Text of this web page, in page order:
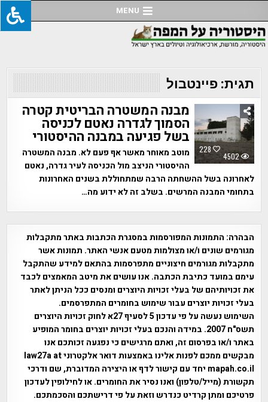
to
content
MENU
תגית:פיינטבול
228
4502
מבנה המשטרה הבריטית קטרה
הסמוך לגדרה נאטם לכניסה
בשל פגיעה במבנה ההיסטורי
מוטב מאוחר מאשר אף פעם לא. מבנה המשטרה
ההיסטורי הניצב מול הכניסה לעיר גדרה, נאטם
לאחרונה בשל ההשחתה הרבה שמתחוללת בשנים האחרונות
בתחומי המבנה המרשים. בשלב זה לא ידוע מה…
הבהרה: התמונות המפורסמות במסגרת הכתבות באתר מתקבלות
מגורמים שונים ו/או מצולמות מטעם אנשי האתר. תמונות אשר
מתקבלות מגורמים חיצוניים מתפרסמות בהתאם למידע שהתקבל
עימם במועד כתיבת הכתבה. אנו עושים את מיטב המאמצים לכבד
את זכויותיהם של בעלי זכויות היוצרים ומנסים ככל הניתן לאתר
בעלי זכויות יוצרים עבור שימוש בחומרים המתפרסמים.
השימוש נעשה על פי עדכון 5 לסעיף 27א לחוק זכויות היוצרים
תשס"ח 2007. במידה והנכם בעלי זכויות יוצרים בחומר המופיע
באתר ו/או בפרסום זה, ואתם מרגישים כי נפגעה זכותכם אנו
מבקשים ממכם לפנות אלינו באמצעות דואר אלקטרוני law27a at
mapah.co.il יחד עם קישור לדף או היצירה המדוברת, שם ודרכי
תקשורת (מייל/טלפון) ואנו נסיר את החומרים. או לחילופין לעדכון
פרטיכם ומתן קרדיט כנדרש וזאת על פי דרישתכם והסכמתכם.